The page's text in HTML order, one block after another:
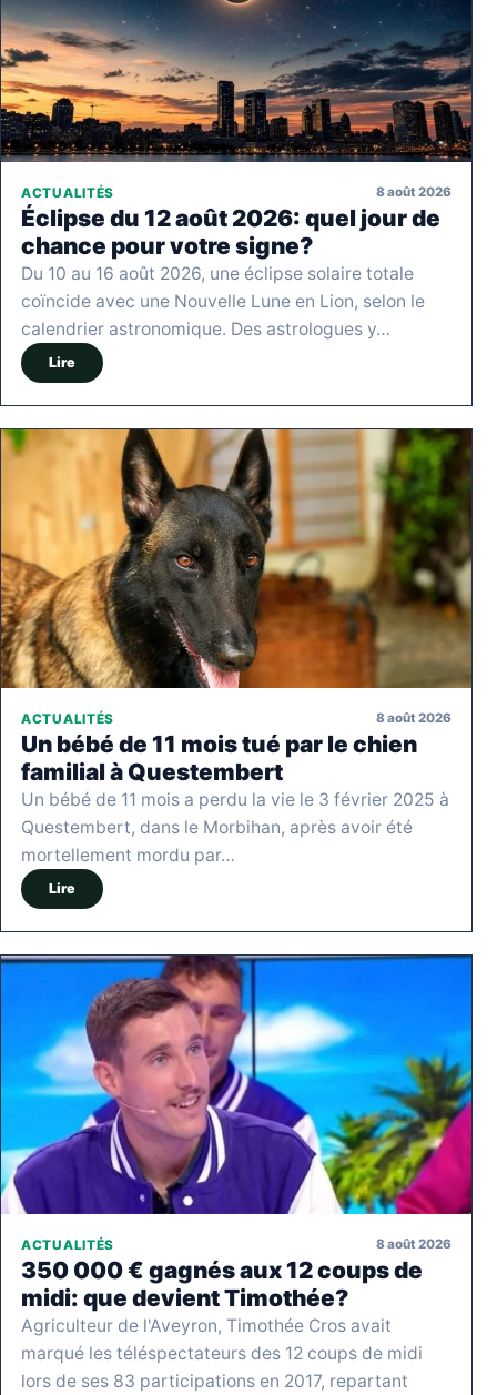
ACTUALITÉS 8 août 2026
Éclipse du 12 août 2026: quel jour de
chance pour votre signe?
Du 10 au 16 août 2026, une éclipse solaire totale
coïncide avec une Nouvelle Lune en Lion, selon le
calendrier astronomique. Des astrologues y…
Lire
ACTUALITÉS 8 août 2026
Un bébé de 11 mois tué par le chien
familial à Questembert
Un bébé de 11 mois a perdu la vie le 3 février 2025 à
Questembert, dans le Morbihan, après avoir été
mortellement mordu par…
Lire
ACTUALITÉS 8 août 2026
350 000 € gagnés aux 12 coups de
midi: que devient Timothée?
Agriculteur de l'Aveyron, Timothée Cros avait
marqué les téléspectateurs des 12 coups de midi
lors de ses 83 participations en 2017, repartant